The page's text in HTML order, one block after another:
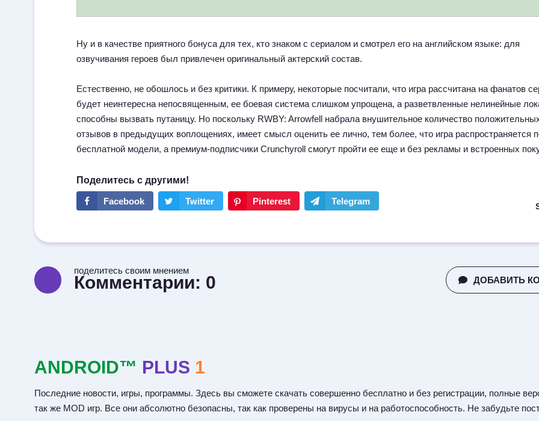
Ну и в качестве приятного бонуса для тех, кто знаком с сериалом и смотрел его на английском языке: для
озвучивания героев был привлечен оригинальный актерский состав.
Естественно, не обошлось и без критики. К примеру, некоторые посчитали, что игра рассчитана на фанатов
будет неинтересна непосвященным, ее боевая система слишком упрощена, а разветвленные нелинейные
способны вызвать путаницу. Но поскольку RWBY: Arrowfell набрала внушительное количество
отзывов в предыдущих воплощениях, имеет смысл оценить ее лично, тем более, что игра распространяется
бесплатной модели, а премиум-подписчики Crunchyroll смогут пройти ее еще и без рекламы и встроенных
поделитесь своим мнением
Комментарии: 0 ДОБАВИТЬ
ANDROID™ PLUS 1
Последние новости, игры, программы. Здесь вы сможете скачать совершенно бесплатно и без регистрации, полные
так же MOD игр. Все они абсолютно безопасны, так как проверены на вирусы и на работоспособность. Не забудьте